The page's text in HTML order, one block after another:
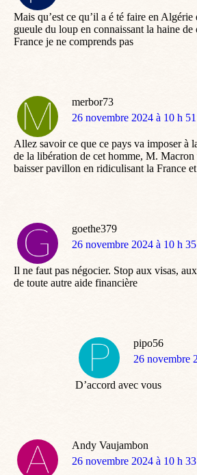
Mais qu’est ce qu’il a é té faire en Algérie
gueule du loup en connaissant la haine de
France je ne comprends pas
merbor73
dit
26 novembre 2024 à 10 h
Allez savoir ce que ce pays va imposer à
de la libération de cet homme, M.
baisser pavillon en ridiculisant la France
goethe379
dit
26 novembre 2024 à 10 h
Il ne faut pas négocier. Stop aux visas,
de toute autre aide financière
pipo56
dit
26 novembre
D’accord avec vous
Andy Vaujambon
dit
26 novembre 2024 à 10 h